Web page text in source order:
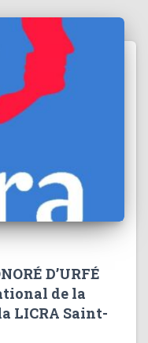
D’URFÉ
de la
LICRA Saint-